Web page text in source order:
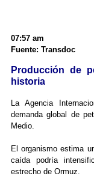
07:57 am
Fuente: Transdoc
Producción de
historia
La Agencia
demanda global de
Medio.
El organismo estima
caída podría
estrecho de Ormuz.